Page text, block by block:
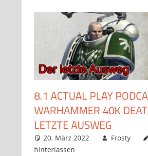
8.1 ACTUAL PLAY
WARHAMMER 40K
LETZTE AUSWEG
20. März 2022 Frosty
hinterlassen